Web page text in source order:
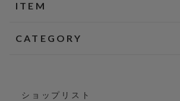
ITEM
CATEGORY
ショップリスト